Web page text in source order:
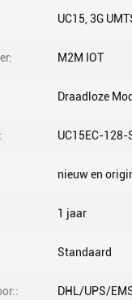
UC15, 3G
M2M IOT
Draadloze
UC15EC-128-
nieuw en
1 jaar
Standaard
DHL/UPS/